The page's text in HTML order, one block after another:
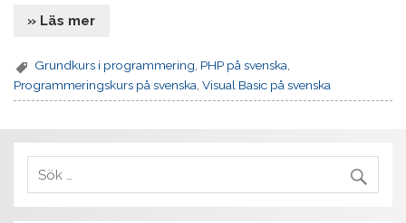
» Läs mer
Grundkurs i programmering PHP på svenska
Programmeringskurs på svenska ,Visual Basic på svenska